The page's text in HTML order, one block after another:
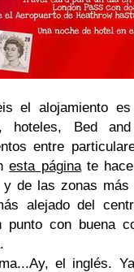
el alojamiento
hoteles, Bed
entre
esta páginate
y de las zonas más
alejado del
punto con buena
el inglés.